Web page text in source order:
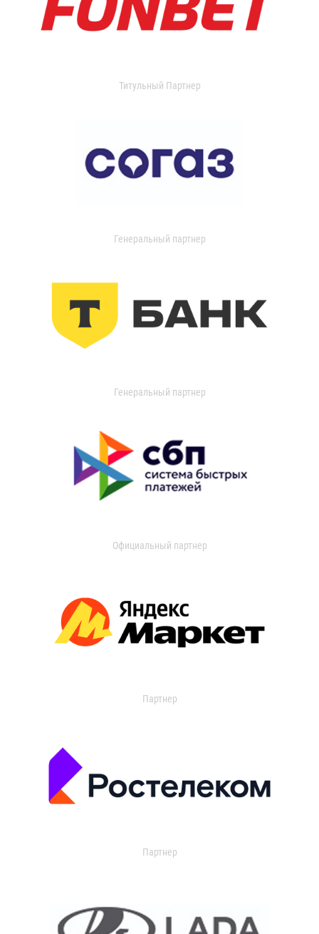
Титульный Партнер
Генеральный партнер
Генеральный партнер
Официальный партнер
Партнер
Партнер